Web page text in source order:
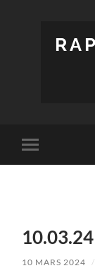
Toggle
mobile
10.03.24
10 MARS 2024 /